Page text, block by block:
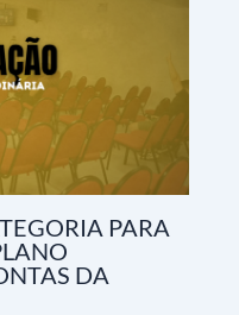
PARA
DA